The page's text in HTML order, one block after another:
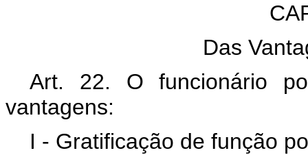
Das
Art. 22. O funcionário
vantagens:
I - Gratificação de função